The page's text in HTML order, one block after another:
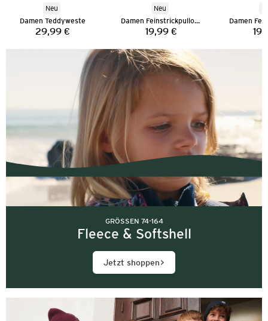
Neu
Damen Teddyweste
Preis:
29,99 €
Neu
Damen Feinstrickpullover
Preis:
19,99 €
GRÖSSEN 74-164
Fleece & Softshell
Jetzt shoppen